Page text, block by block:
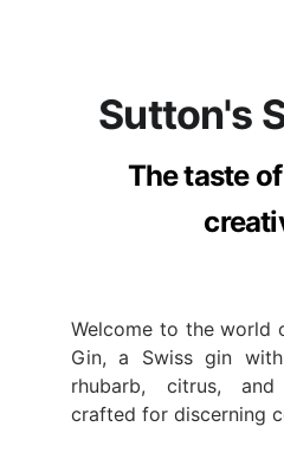
Sutton's
The taste
Welcome to the world
Gin, a Swiss gin
rhubarb, citrus,
crafted for discerning